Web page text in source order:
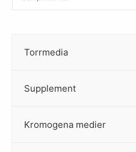
Torrmedia
–
Supplement
–
Kromogena medier
–